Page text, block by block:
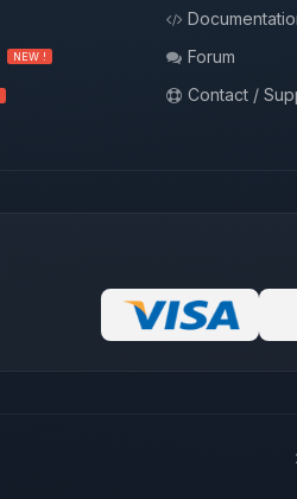
NEW !
Forum
Contact /